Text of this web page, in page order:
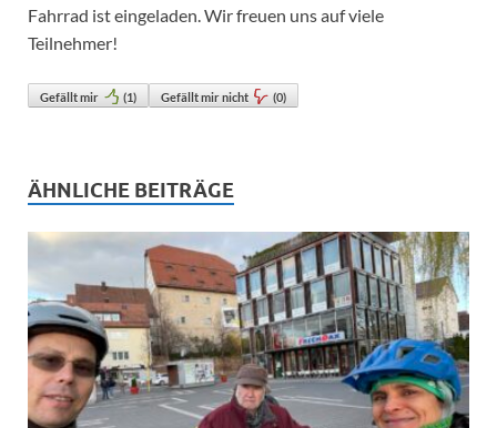
Fahrrad ist eingeladen. Wir freuen uns auf viele
Teilnehmer!
Gefällt mir (1) Gefällt mir nicht (0)
ÄHNLICHE BEITRÄGE